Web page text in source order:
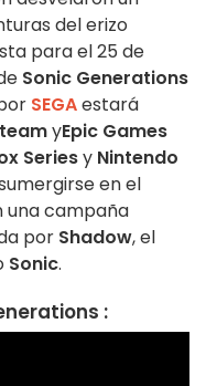
del erizo
para el 25 de
Sonic Generations
SEGAestará
yEpic Games
Seriesy Nintendo
en el
una campaña
por Shadow, el
Sonic.
: